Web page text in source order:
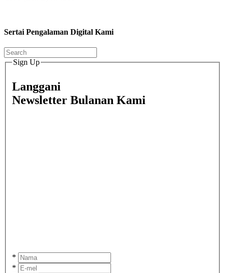
Sertai Pengalaman Digital Kami
Sign Up
Langgani
Newsletter Bulanan Kami
*
*